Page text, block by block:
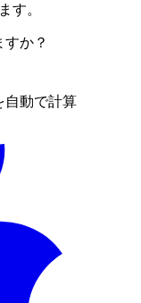
す。
か？
自動で計算